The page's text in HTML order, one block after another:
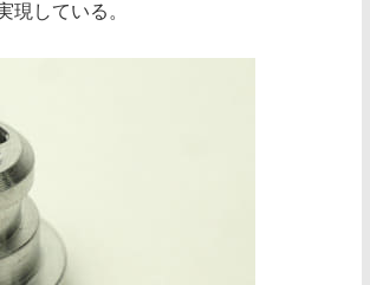
現している。